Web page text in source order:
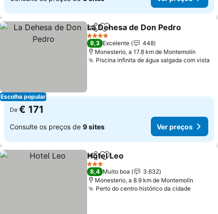
Escolha popular
PartilharAdicionar aos favoritos
La Dehesa de Don Pedro
4 Estrelas
9,3 Excelente
448
Monesterio, a 17.8 km de Montemolín
Piscina infinita de água salgada com vista
De € 171
Consulte os preços de 9 sites Ver preços
PartilharAdicionar aos favoritos
Hotel Leo
3 Estrelas
8,4 Muito boa
3.632
Monesterio, a 8.9 km de Montemolín
Perto do centro histórico da cidade